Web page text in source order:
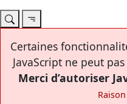
Certaines
JavaScript ne peut
Merci d’autoriser